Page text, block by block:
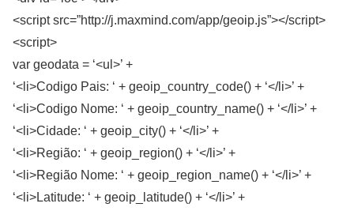
<script src=”http://j.maxmind.com/app/geoip.js”></script>
<script>
var geodata = ‘<ul>’ +
‘<li>Codigo Pais: ‘ + geoip_country_code() + ‘</li>’ +
‘<li>Codigo Nome: ‘ + geoip_country_name() + ‘</li>’ +
‘<li>Cidade: ‘ + geoip_city() + ‘</li>’ +
‘<li>Região: ‘ + geoip_region() + ‘</li>’ +
‘<li>Região Nome: ‘ + geoip_region_name() + ‘</li>’ +
‘<li>Latitude: ‘ + geoip_latitude() + ‘</li>’ +